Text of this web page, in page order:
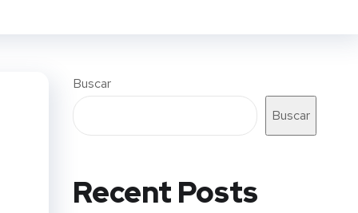
Buscar
Buscar
Recent Posts